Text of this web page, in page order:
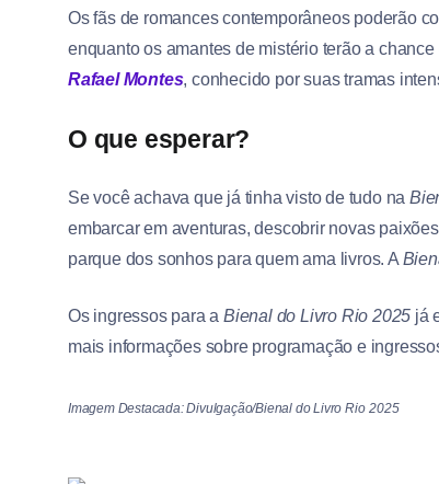
Os fãs de romances contemporâneos poderão
enquanto os amantes de mistério terão a
Rafael Montes, conhecido por suas tramas
O que esperar?
Se você achava que já tinha visto de tudo na
embarcar em aventuras, descobrir novas
parque dos sonhos para quem ama livros. A
Os ingressos para a Bienal do Livro Rio 2025 já
mais informações sobre programação e
Imagem Destacada: Divulgação/Bienal do Livro Rio 2025